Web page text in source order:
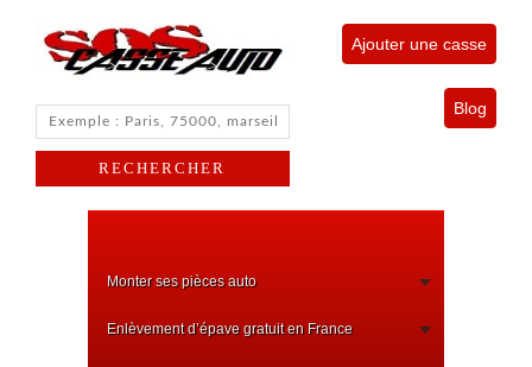
Ajouter une casse
Blog
Monter ses pièces auto
Enlèvement d’épave gratuit en France